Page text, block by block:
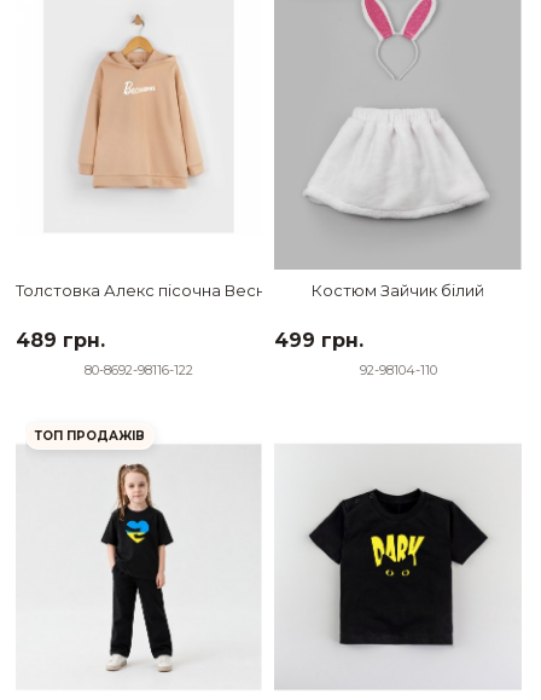
Толстовка Алекс пісочна Весняна
489 грн.
80-8692-98116-122
Костюм Зайчик білий
499 грн.
92-98104-110
ТОП ПРОДАЖІВ